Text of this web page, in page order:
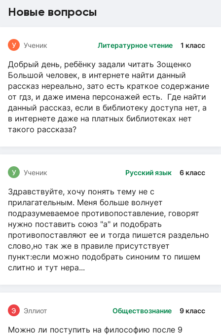
Новые вопросы
Литературное чтение 1 класс
У Ученик
Добрый день, ребёнку задали читать Зощенко
Большой человек, в интернете найти данный
рассказ нереально, зато есть краткое содержание
от гдз, и даже имена персонажей есть. Где найти
данный рассказ, если в библиотеку доступа нет, а
в интернете даже на платных библиотеках нет
такого рассказа?
Русский язык 6 класс
У Ученик
Здравствуйте, хочу понять тему не с
прилагательным. Меня больше волнует
подразумеваемое противопоставление, говорят
нужно поставить союз "а" и подобрать
противопоставляют ее и тогда пишется раздельно
слово,но так же в правиле присутствует
пункт:если можно подобрать синоним то пишем
слитно и тут нера...
Обществознание 9 класс
Э Эллиот
Можно ли поступить на философию после 9